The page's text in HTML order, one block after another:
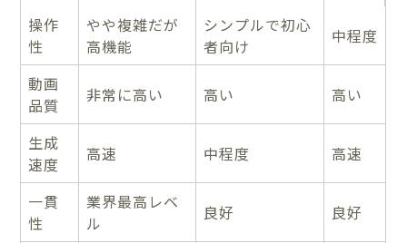
操作
性
やや複雑だが
高機能
シンプルで初心
者向け
中程度
動画
品質
非常に高い 高い 高い
生成
速度
高速 中程度 高速
一貫
性
業界最高レベ
ル
良好 良好